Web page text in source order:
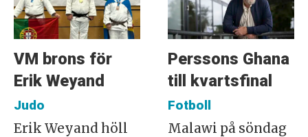
VM brons för
Erik Weyand
Judo
Erik Weyand höll
Perssons Ghana
till kvartsfinal
Fotboll
Malawi på söndag